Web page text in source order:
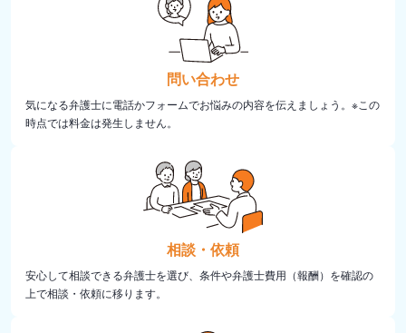
問い合わせ
気になる弁護士に電話かフォームでお悩みの内容を伝えましょう。※この
時点では料金は発生しません。
相談・依頼
安心して相談できる弁護士を選び、条件や弁護士費用（報酬）を確認の
上で相談・依頼に移ります。